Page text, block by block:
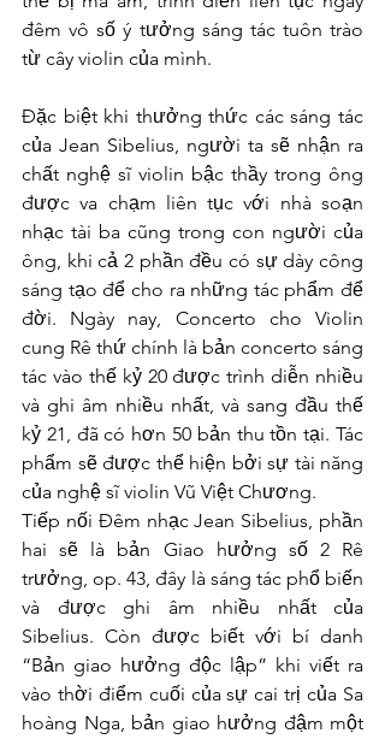
đêm vô số ý tưởng sáng tác tuôn trào
từ cây violin của mình.
Đặc biệt khi thưởng thức các sáng tác
của Jean Sibelius, người ta sẽ nhận ra
chất nghệ sĩ violin bậc thầy trong ông
được va chạm liên tục với nhà soạn
nhạc tài ba cũng trong con người của
ông, khi cả 2 phần đều có sự dày công
sáng tạo để cho ra những tác phẩm để
đời. Ngày nay, Concerto cho Violin
cung Rê thứ chính là bản concerto sáng
tác vào thế kỷ 20 được trình diễn nhiều
và ghi âm nhiều nhất, và sang đầu thế
kỷ 21, đã có hơn 50 bản thu tồn tại. Tác
phẩm sẽ được thể hiện bởi sự tài năng
của nghệ sĩ violin Vũ Việt Chương.
Tiếp nối Đêm nhạc Jean Sibelius, phần
hai sẽ là bản Giao hưởng số 2 Rê
trưởng, op. 43, đây là sáng tác phổ biến
và được ghi âm nhiều nhất của
Sibelius. Còn được biết với bí danh
“Bản giao hưởng độc lập” khi viết ra
vào thời điểm cuối của sự cai trị của Sa
hoàng Nga, bản giao hưởng đậm một